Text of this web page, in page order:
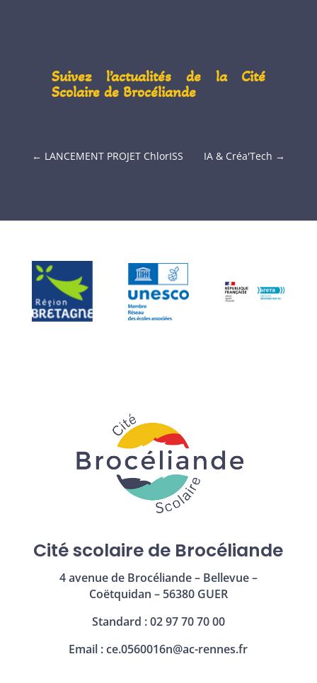
Suivez l’actualités de la Cité
Scolaire de Brocéliande
← LANCEMENT PROJET ChlorISS IA & Créa'Tech →
Cité scolaire de Brocéliande
4 avenue de Brocéliande – Bellevue –
Coëtquidan – 56380 GUER
Standard : 02 97 70 70 00
Email :ce.0560016n@ac-rennes.fr